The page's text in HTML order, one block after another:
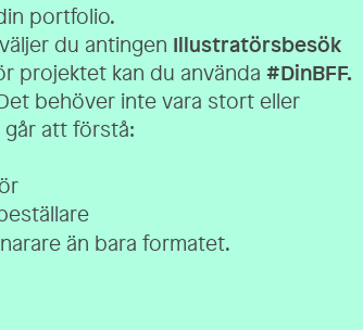
portfolio.
du antingen Illustratörsbesök
projektet kan du använda #DinBFF.
behöver inte vara stort eller
att förstå:
än bara formatet.